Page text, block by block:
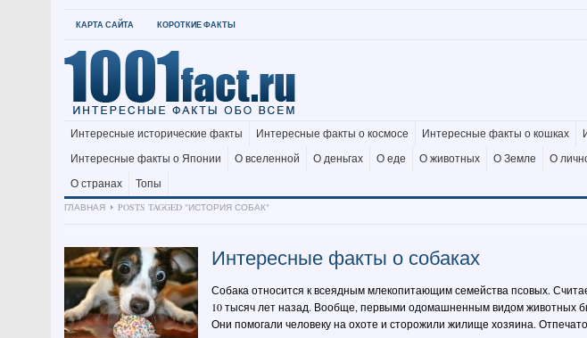
КАРТА САЙТА КОРОТКИЕ ФАКТЫ
Интересные исторические факты Интересные факты о космосе Интересные факты о кошках
Интересные факты о Японии
О вселенной О деньгах О еде О животных О Земле О
О странах
Топы
ГЛАВНАЯ
POSTS TAGGED "ИСТОРИЯ СОБАК"
Интересные факты о собаках
Собака относится к всеядным млекопитающим семейства псовых.
10 тысяч лет назад. Вообще, первыми одомашненным видом животных
Они помогали человеку на охоте и сторожили жилище хозяина.